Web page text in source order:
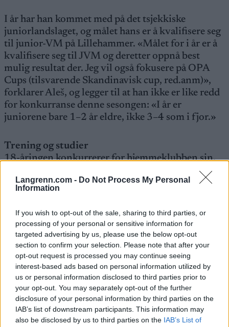
Langrenn.com - Do Not Process My Personal
Information
If you wish to opt-out of the sale, sharing to third parties, or
processing of your personal or sensitive information for
targeted advertising by us, please use the below opt-out
section to confirm your selection. Please note that after your
opt-out request is processed you may continue seeing
interest-based ads based on personal information utilized by
us or personal information disclosed to third parties prior to
your opt-out. You may separately opt-out of the further
disclosure of your personal information by third parties on the
IAB’s list of downstream participants. This information may
also be disclosed by us to third parties on the IAB’s List of
I år har han kommet med på det tsjekkiske
juniorlandslaget, og målet hans er å kvalifisere seg
til junior-VM på Lillehammer. «Målet for i år er å
kvalifisere seg til JVM og deretter oppnå best
mulig resultat der. Jeg vil også fokusere på OPA
Cups (tilsvarende Skandinavisk cup, red.anm)»,
forklarer Aleš, og legger til at han ikke er like redd
for konkurranse denne sesongen: «I år er
juniorene bare 1–2 år eldre, ikke 3–4 som i fjor.»
Trening og studier
18-åringen konkurrerer for hjemmeklubben sin,
Moravcová trener. I år deltok han på sin første
Ragnar Bragvin Andersen.
«Han er flink til teknikk og forklarer alt tydelig.
Jeg liker ham veldig godt. Vi møttes under en
SCM-samling i Vesec, og neste måned skal vi dra
til skitunnelen med ham for å jobbe mer med
teknikk», sier juniorløperen.